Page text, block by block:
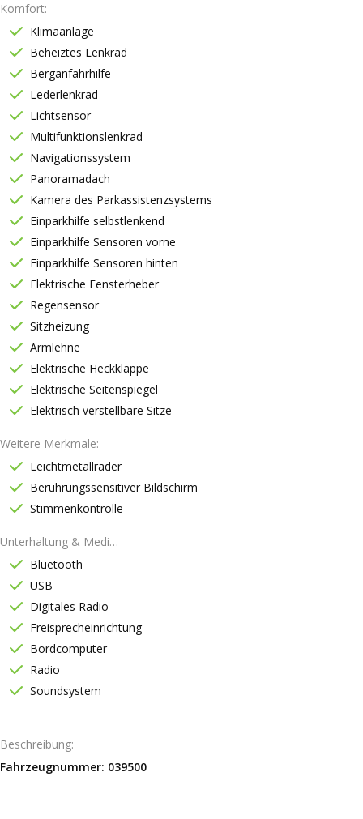
Komfort
Klimaanlage
Beheiztes Lenkrad
Berganfahrhilfe
Lederlenkrad
Lichtsensor
Multifunktionslenkrad
Navigationssystem
Panoramadach
Kamera des Parkassistenzsystems
Einparkhilfe selbstlenkend
Einparkhilfe Sensoren vorne
Einparkhilfe Sensoren hinten
Elektrische Fensterheber
Regensensor
Sitzheizung
Armlehne
Elektrische Heckklappe
Elektrische Seitenspiegel
Elektrisch verstellbare Sitze
Weitere Merkmale
Leichtmetallräder
Berührungssensitiver Bildschirm
Stimmenkontrolle
Unterhaltung & Medien
Bluetooth
USB
Digitales Radio
Freisprecheinrichtung
Bordcomputer
Radio
Soundsystem
Beschreibung
Fahrzeugnummer: 039500